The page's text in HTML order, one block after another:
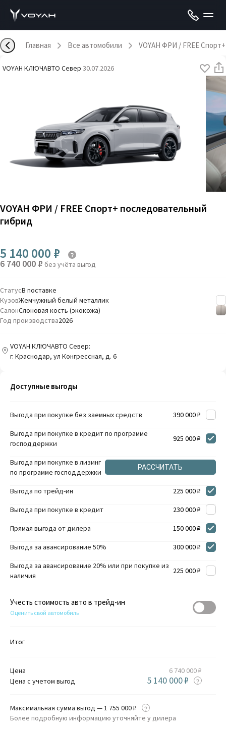
Главная Все автомобили VOYAH ФРИ / FREE
VOYAH КЛЮЧАВТО Север·30.07.2026
VOYAH ФРИ / FREE Спорт+ последовательный
гибрид
5 140 000 ₽
6 740 000 ₽ без учёта выгод
СтатусВ поставке
КузовЖемчужный белый металлик
СалонСлоновая кость (экокожа)
Год производства2026
VOYAH КЛЮЧАВТО Север:
г. Краснодар, ул Конгрессная, д. 6
Доступные выгоды
Выгода при покупке без заемных средств 390 000 ₽
Выгода при покупке в кредит по программе
господдержки
925 000 ₽
Выгода при покупке в лизинг
по программе господдержки
РАССЧИТАТЬ
Выгода по трейд-ин 225 000 ₽
Выгода при покупке в кредит 230 000 ₽
Прямая выгода от дилера 150 000 ₽
Выгода за авансирование 50% 300 000 ₽
Выгода за авансирование 20% или при покупке из
наличия
225 000 ₽
Учесть стоимость авто в трейд-ин
Оценить свой автомобиль
Итог
Цена
6 740 000 ₽
Цена с учетом выгод
5 140 000 ₽
Максимальная сумма выгод — 1 755 000 ₽
Более подробную информацию уточняйте у дилера